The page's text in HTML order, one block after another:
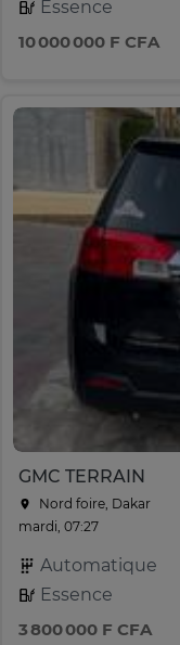
Essence
10 000 000 F CFA
GMC TERRAIN
Nord foire, Dakar
mardi, 07:27
Automatique
Essence
3 800 000 F CFA